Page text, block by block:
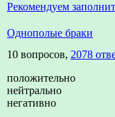
Рекомендуем
Однополые браки
10 вопросов, 2078
положительно
нейтрально
негативно